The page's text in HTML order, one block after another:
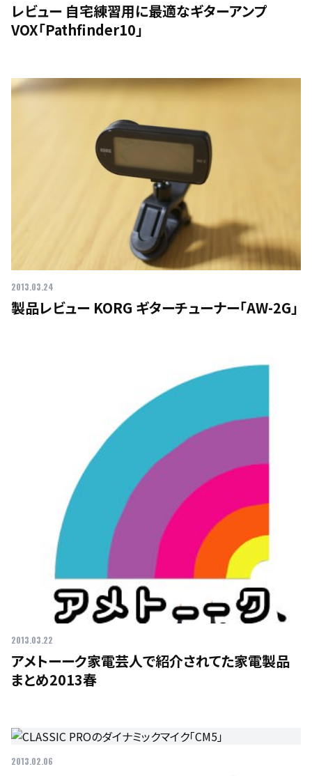
レビュー 自宅練習用に最適なギターアンプ
VOX「Pathfinder10」
2013.03.24
製品レビュー KORG ギターチューナー「AW-2G」
2013.03.22
アメトーーク家電芸人で紹介されてた家電製品
まとめ2013春
2013.02.06